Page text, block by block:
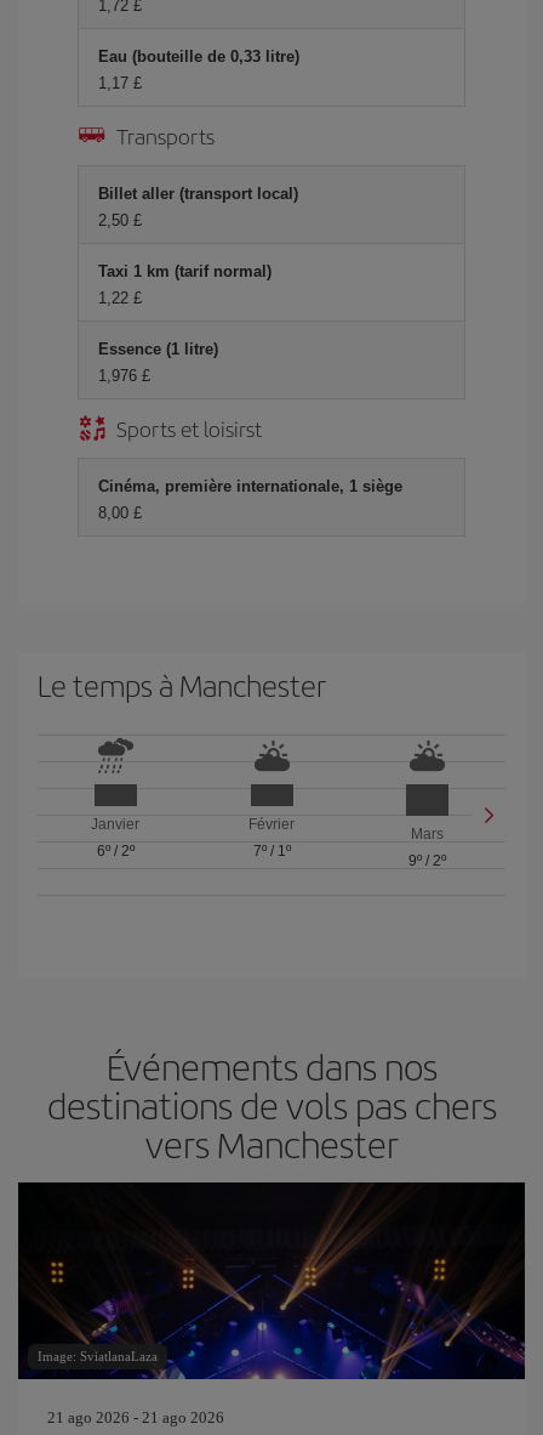
1,72 £
Eau (bouteille de 0,33 litre)
1,17 £
Transports
Billet aller (transport local)
2,50 £
Taxi 1 km (tarif normal)
1,22 £
Essence (1 litre)
1,976 £
Sports et loisirst
Cinéma, première internationale, 1 siège
8,00 £
Le temps à Manchester
Janvier
6º/ 2º
Février
7º/ 1º
Mars
9º /2º
Événements dans nos
destinations de vols pas chers
vers Manchester
Image: SviatlanaLaza
21 ago 2026 - 21 ago 2026